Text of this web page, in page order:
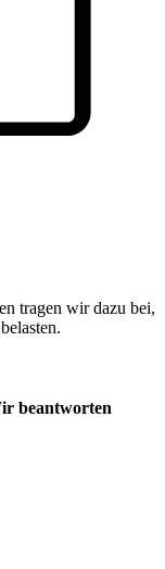
tragen wir dazu bei,
beantworten